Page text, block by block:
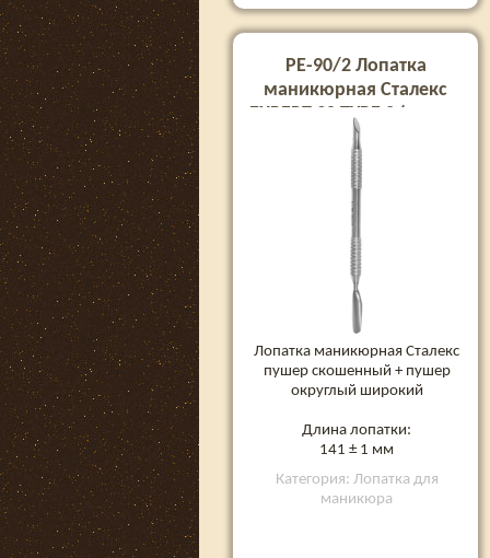
PE-90/2 Лопатка
маникюрная Сталекс
EXPERT 90 TYPE 2 (пушер
скошенный + пушер
округлый широкий)
Лопатка маникюрная Сталекс
пушер скошенный + пушер
округлый широкий
Длина лопатки:
141 ± 1 мм
Категория: Лопатка для
маникюра